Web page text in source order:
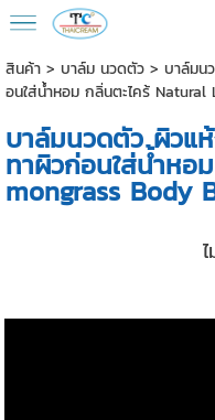
สินค้า> บาล์ม นวดตัว> บาล์มน
อนใส่น้ำหอม กลิ่นตะไคร้
บาล์มนวดตัว ผิวแ
ทาผิวก่อนใส่น้ำหอ
mongrass Body